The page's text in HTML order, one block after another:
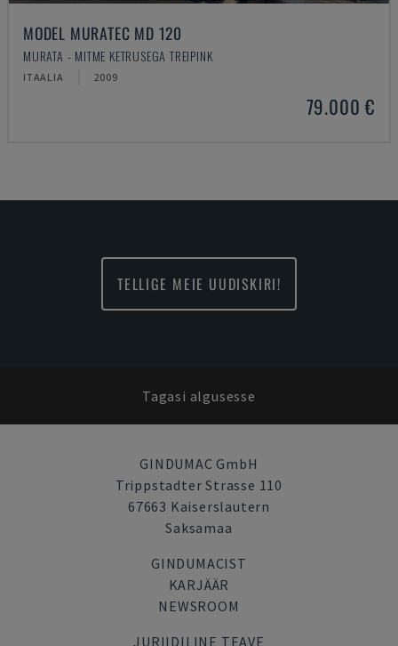
MODEL MURATEC MD 120
MURATA - MITME KETRUSEGA TREIPINK
ITAALIA 2009
79.000 €
TELLIGE MEIE UUDISKIRI!
Tagasi algusesse
GINDUMAC GmbH
Trippstadter Strasse 110
67663 Kaiserslautern
Saksamaa
GINDUMACIST
KARJÄÄR
NEWSROOM
JURIIDILINE TEAVE